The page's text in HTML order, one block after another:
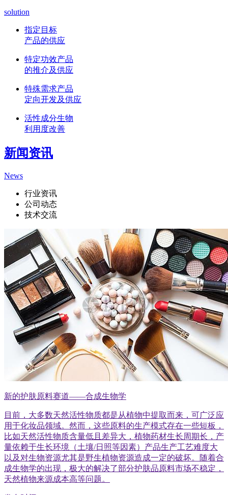
solution
指定目标
产品的供应
特定功效产品
的推介及供应
特殊需求产品
定向开发及供应
活性成分生物
利用度改善
新闻资讯
News
行业资讯
公司动态
技术交流
新的护肤原料赛道——合成生物学
目前，大多数天然活性物质都是从植物中提取而来，可广泛应
用于化妆品领域。然而，这些原料的生产模式存在一些短板，
比如天然活性物质含量低且差异大，植物药材生长周期长，产
量依赖于生长环境（土壤/日照等因素）产品生产工艺难度大
以及对生物资源尤其是野生植物资源造成一定的破坏。随着合
成生物学的出现，极大的解决了部分护肤品原料市场不稳定，
天然植物来源成本高等问题。